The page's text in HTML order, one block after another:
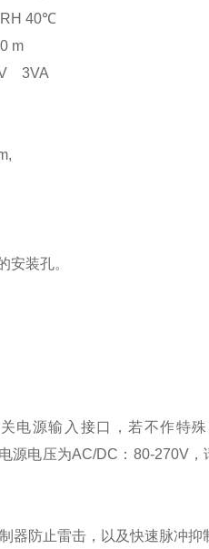
40℃
m
3VA
安装孔。
电源输入接口，若不作特
源电压为AC/DC ： 80-270V，
器防止雷击，以及快速脉冲抑